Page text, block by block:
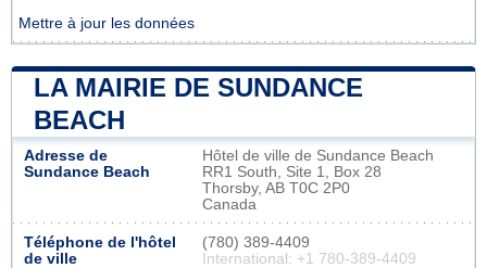
Mettre à jour les données
LA MAIRIE DE SUNDANCE
BEACH
Adresse de
Sundance Beach
Hôtel de ville de Sundance Beach
RR1 South, Site 1, Box 28
Thorsby, AB T0C 2P0
Canada
Téléphone de l'hôtel
de ville
(780) 389-4409
International: +1 780-389-4409